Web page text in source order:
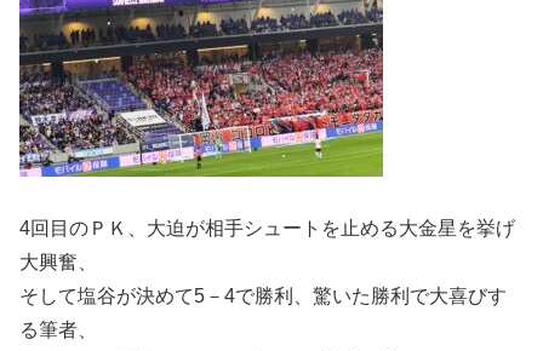
4回目のＰＫ、大迫が相手シュートを止める大金星を挙げ
大興奮、
そして塩谷が決めて5－4で勝利、驚いた勝利で大喜びす
る筆者、